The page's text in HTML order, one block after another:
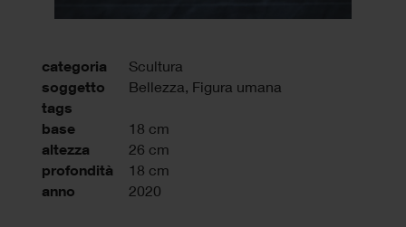
categoria Scultura
soggetto Bellezza, Figura umana
tags
base
18 cm
altezza 26 cm
profondità 18 cm
anno 2020